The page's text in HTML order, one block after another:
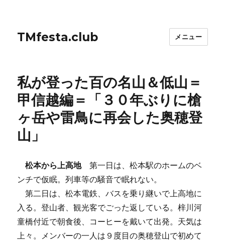
TMfesta.club メニュー
私が登った百の名山＆低山＝
甲信越編＝「３０年ぶりに槍
ヶ岳や雷鳥に再会した奥穂登
山」
松本から上高地第一日は、松本駅のホームのベ
ンチで仮眠。列車等の騒音で眠れない。
第二日は、松本電鉄、バスを乗り継いで上高地に
入る。登山者、観光客でごった返している。梓川河
童橋付近で朝食後、コーヒーを戴いて出発。天気は
上々。メンバーの一人は９度目の奥穂登山で初めて